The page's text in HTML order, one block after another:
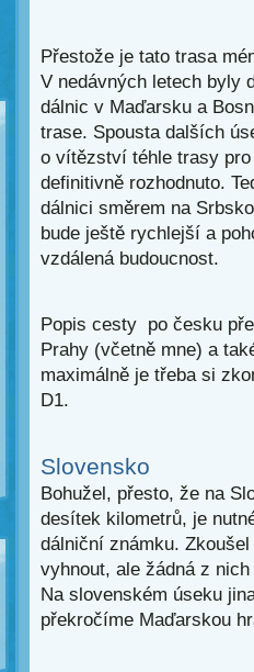
Přestože je tato trasa
V nedávných letech byly
dálnic v Maďarsku a
trase. Spousta dalších
o vítězství téhle trasy
definitivně rozhodnuto.
dálnici směrem na
bude ještě rychlejší a
vzdálená budoucnost.
Popis cesty po česku
Prahy (včetně mne) a
maximálně je třeba si
D1.
Slovensko
Bohužel, přesto, že na
desítek kilometrů, je
dálniční známku.
vyhnout, ale žádná z
Na slovenském úseku
překročíme Maďarskou